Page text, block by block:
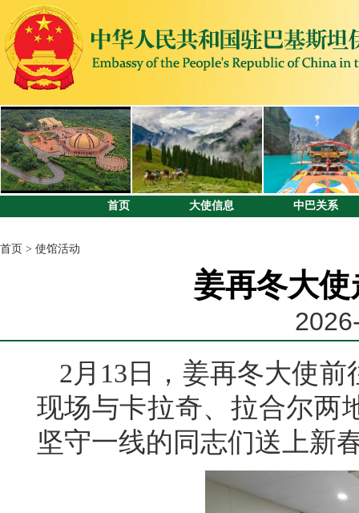
首页 大使信息 中巴关系
首页 > 使馆活动
姜再冬大
2月13日，姜再冬大使
现场与卡拉奇、拉合尔两
坚守一线的同志们送上新